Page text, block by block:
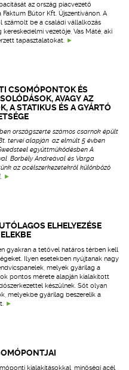
az ország piacvezető
Bútor Kft. Újszentivánon. A
számolt be a családi vállalkozás
kereskedelmi vezetője, Vas Máté, aki
tapasztalatokat.
CSOMÓPONTOK ÉS
AVAGY AZ
A STATIKUS ÉS A GYÁRTÓ
országszerte számos csarnok épült
tervei alapján, az elmúlt 5 évben
együttműködésben A
Borbély Andreával és Varga
az acélszerkezetekről különböző
ELHELYEZÉSE
gyakran a tetővel határos térben kell
Ilyen esetekben nyújtanak nagy
melyek gyárilag a
pontos mérete alapján kialakított
készülnek. Sőt olyan
melyekbe gyárilag beszerelik a
kialakításokkal, minőségi acél